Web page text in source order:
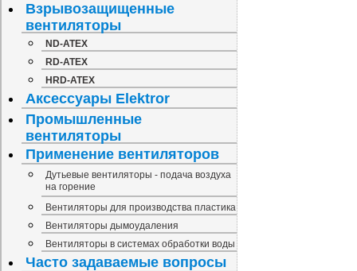
Взрывозащищенные
вентиляторы
ND-ATEX
RD-ATEX
HRD-ATEX
Аксессуары Elektror
Промышленные
вентиляторы
Применение вентиляторов
Дутьевые вентиляторы - подача воздуха
на горение
Вентиляторы для производства пластика
Вентиляторы дымоудаления
Вентиляторы в системах обработки воды
Часто задаваемые вопросы